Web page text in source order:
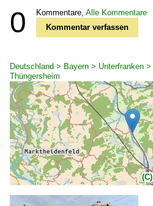
0 Kommentare, Alle Kommentare
Kommentar verfassen
Deutschland > Bayern > Unterfranken
Thüngersheim